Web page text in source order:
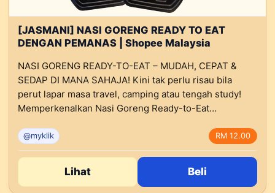
[JASMANI] NASI GORENG READY TO EAT
DENGAN PEMANAS | Shopee Malaysia
NASI GORENG READY-TO-EAT – MUDAH, CEPAT &
SEDAP DI MANA SAHAJA! Kini tak perlu risau bila
perut lapar masa travel, camping atau tengah study!
Memperkenalkan Nasi Goreng Ready-to-Eat…
@myklik RM 12.00
Lihat Beli